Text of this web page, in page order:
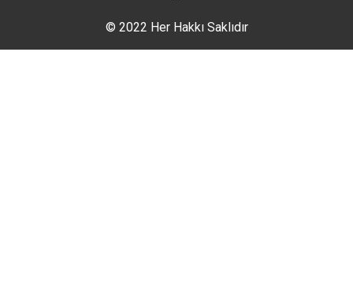
© 2022 Her Hakkı Saklıdır